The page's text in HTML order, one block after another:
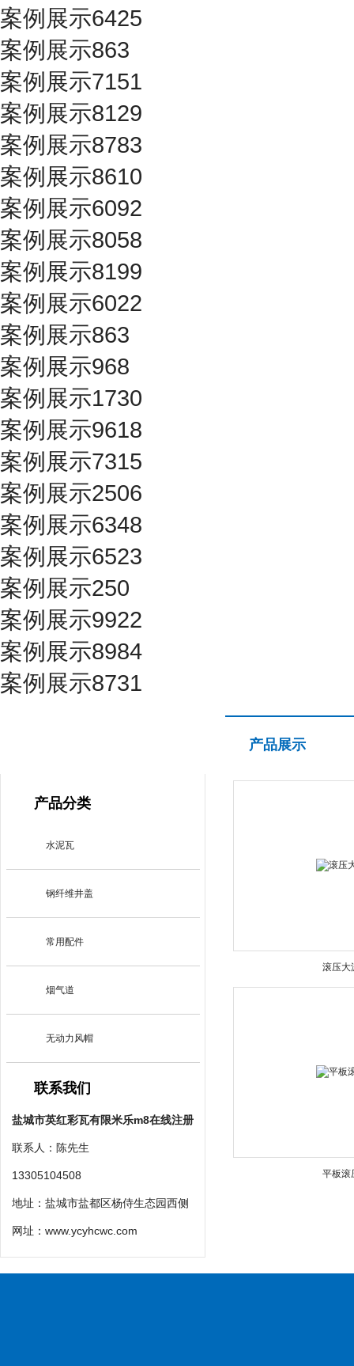
案例展示6425
案例展示863
案例展示7151
案例展示8129
案例展示8783
案例展示8610
案例展示6092
案例展示8058
案例展示8199
案例展示6022
案例展示863
案例展示968
案例展示1730
案例展示9618
案例展示7315
案例展示2506
案例展示6348
案例展示6523
案例展示250
案例展示9922
案例展示8984
案例展示8731
产品分类
水泥瓦
钢纤维井盖
常用配件
烟气道
无动力风帽
联系我们
盐城市英红彩瓦有限米乐m8在线注册
联系人：陈先生
13305104508
地址：盐城市盐都区杨侍生态园西侧
网址： www.ycyhcwc.com
产品展示
滚压大
平板滚